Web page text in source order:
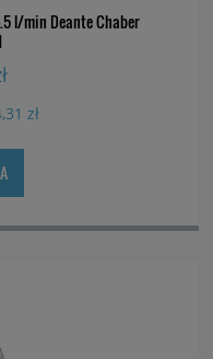
l/min Deante Chaber
zł